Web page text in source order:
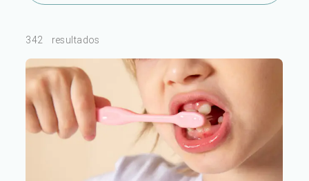
342 resultados